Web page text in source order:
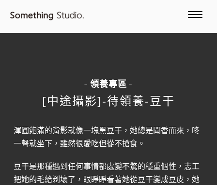
- 領養專區 -
[中途攝影]-待領養-豆干
渾圓飽滿的背影就像一塊黑豆干，她總是聞香而來，咚
一聲就坐下，雖然很愛吃但從不搶食。
豆干是那種遇到任何事情都處變不驚的穩重個性，志工
把她的毛給剃壞了，眼睜睜看著她從豆干變成豆皮，她